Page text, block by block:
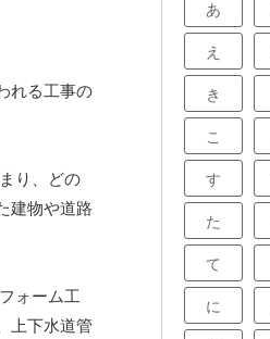
れる工事の
り、どの
建物や道路
ォーム工
上下水道管
あ
え
き
こ
す
た
て
に